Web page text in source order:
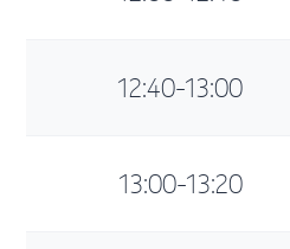
12:40-13:00
13:00-13:20